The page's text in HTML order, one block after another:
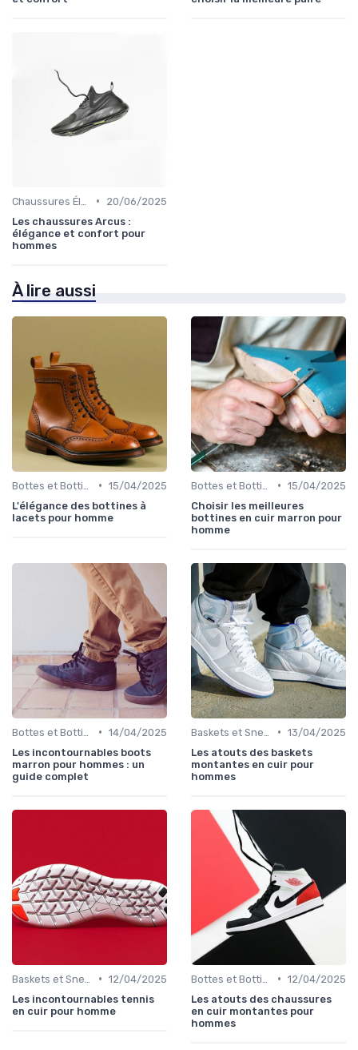
•
20/06/2025
Les chaussures Arcus :
élégance et confort pour
hommes
À lire aussi
• 15/04/2025
L'élégance des bottines à
lacets pour homme
• 15/04/2025
Choisir les meilleures
bottines en cuir marron pour
homme
• 14/04/2025
Les incontournables boots
marron pour hommes : un
guide complet
• 13/04/2025
Les atouts des baskets
montantes en cuir pour
hommes
• 12/04/2025
Les incontournables tennis
en cuir pour homme
• 12/04/2025
Les atouts des chaussures
en cuir montantes pour
hommes